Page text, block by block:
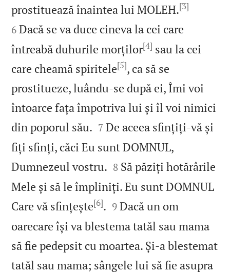
prostituează înaintea lui MOLEH.[3]
6 Dacă se va duce cineva la cei care
întreabă duhurile morților[4] sau la cei
care cheamă spiritele[5], ca să se
prostitueze, luându‑se după ei, Îmi voi
întoarce fața împotriva lui și îl voi nimici
din poporul său. 

7 De aceea sfințiți‑vă și
fiți sfinți, căci Eu sunt DOMNUL,
Dumnezeul vostru. 

8 Să păziți hotărârile
Mele și să le împliniți. Eu sunt DOMNUL
Care vă sfințește[6]. 

9 Dacă un om
oarecare își va blestema tatăl sau mama
să fie pedepsit cu moartea. Și‑a blestemat
tatăl sau mama; sângele lui să fie asupra